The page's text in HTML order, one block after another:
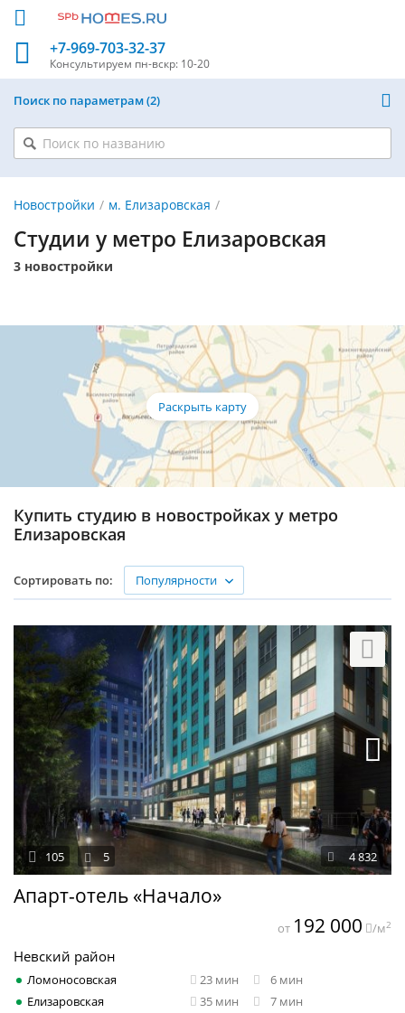
+7-969-703-32-37
Консультируем пн-вскр: 10-20
Поиск по параметрам 2
Новостройки м. Елизаровская
Студии у метро Елизаровская
3 новостройки
Купить студию в новостройках у метро
Елизаровская
Сортировать по: Популярности
Апарт-отель «Начало»
4 832
105 5
Невский район
Ломоносовская 23 мин
6 мин
Елизаровская
35 мин
7 мин
от 192 000 /м2